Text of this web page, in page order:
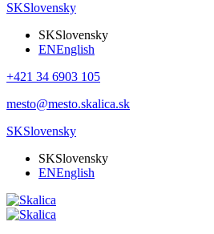
SKSlovensky
SKSlovensky
ENEnglish
+421 34 6903 105
mesto@mesto.skalica.sk
SKSlovensky
SKSlovensky
ENEnglish